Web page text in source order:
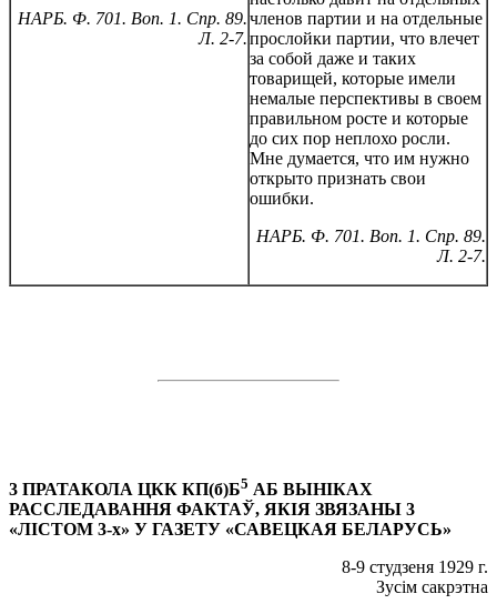
НАРБ. Ф. 701. Воп. 1. Спр. 89.
Л. 2-7.
членов партии и на отдельные
прослойки партии, что влечет
за собой даже и таких
товарищей, которые имели
немалые перспективы в своем
правильном росте и которые
до сих пор неплохо росли.
Мне думается, что им нужно
открыто признать свои
ошибки.
НАРБ. Ф. 701. Воп. 1. Спр. 89.
Л. 2-7.
3 ПРАТАКОЛА ЦКК КП(б)Б5 АБ ВЫНІКАХ
РАССЛЕДАВАННЯ ФАКТАЎ, ЯКІЯ ЗВЯЗАНЫ 3
«ЛІСТОМ 3-х» У ГАЗЕТУ «САВЕЦКАЯ БЕЛАРУСЬ»
8-9 студзеня 1929 г.
Зусім сакрэтна